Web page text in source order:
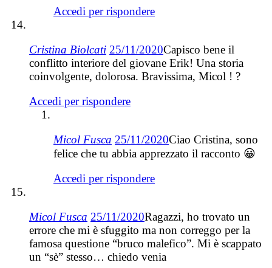
Accedi per rispondere
Cristina Biolcati 25/11/2020Capisco bene il
conflitto interiore del giovane Erik! Una storia
coinvolgente, dolorosa. Bravissima, Micol ! ?
Accedi per rispondere
Micol Fusca 25/11/2020Ciao Cristina, sono
felice che tu abbia apprezzato il racconto 😀
Accedi per rispondere
Micol Fusca 25/11/2020Ragazzi, ho trovato un
errore che mi è sfuggito ma non correggo per la
famosa questione “bruco malefico”. Mi è scappato
un “sè” stesso… chiedo venia